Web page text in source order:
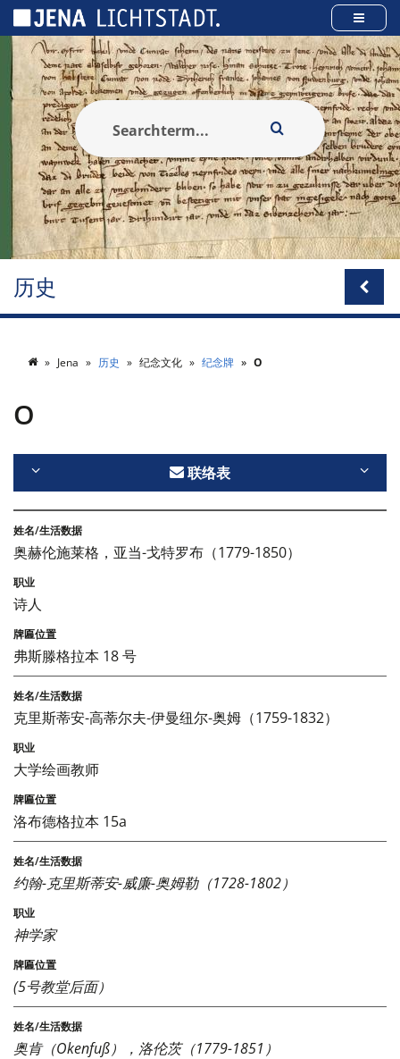
历史
Jena 历史 纪念文化 纪念牌 O
O
联络表
奥赫伦施莱格，亚当-戈特罗布（1779-1850）
诗人
弗斯滕格拉本 18 号
克里斯蒂安-高蒂尔夫-伊曼纽尔-奥姆（1759-1832）
大学绘画教师
洛布德格拉本 15a
约翰-克里斯蒂安-威廉-奥姆勒（1728-1802）
神学家
(5号教堂后面）
奥肯（Okenfuß），洛伦茨（1779-1851）
Cookies management panel